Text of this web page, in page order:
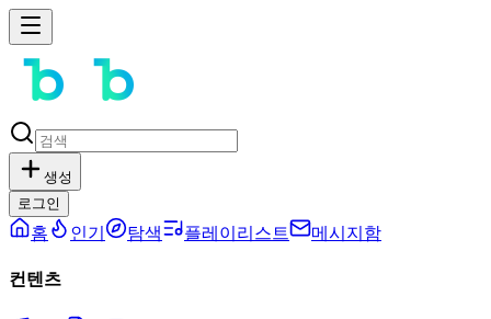
생성
로그인
홈 인기 탐색 플레이리스트 메시지함
컨텐츠